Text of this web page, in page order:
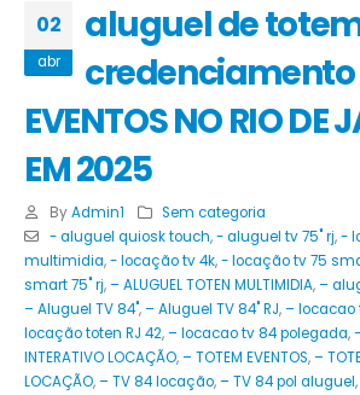
02
abr
aluguel de
credenciamento
EVENTOS NO RIO DE
EM 2025
By Admin1
Sem categoria
- aluguel quiosk touch,- aluguel tv 75" rj,-
multimidia,- locação tv 4k,- locação tv 75
smart 75" rj,– ALUGUEL TOTEN MULTIMIDIA,–
– Aluguel TV 84",– Aluguel TV 84" RJ,–
locação toten RJ 42,– locacao tv 84 polegada,
INTERATIVO LOCAÇÃO,– TOTEM EVENTOS,–
LOCAÇÃO,– TV 84 locação,– TV 84 pol aluguel,